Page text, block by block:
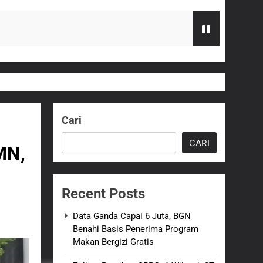
ASI adalah Investasi Peradaban dan
Korban Kebakaran KMP Mutiara
Disorot karena Dinilai
Cari
CARI
Recent Posts
Data Ganda Capai 6 Juta, BGN
Benahi Basis Penerima Program
Makan Bergizi Gratis